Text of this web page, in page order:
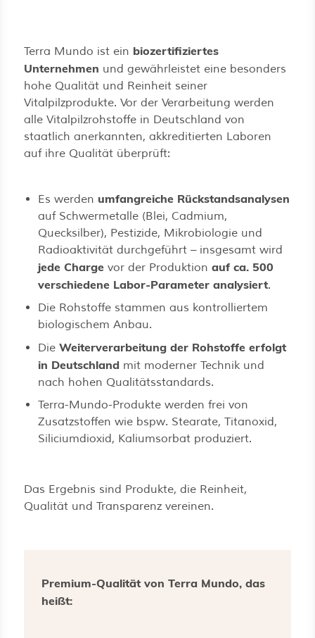
Terra Mundo ist ein biozertifiziertes
Unternehmen und gewährleistet eine besonders
hohe Qualität und Reinheit seiner
Vitalpilzprodukte. Vor der Verarbeitung werden
alle Vitalpilzrohstoffe in Deutschland von
staatlich anerkannten, akkreditierten Laboren
auf ihre Qualität überprüft:
Es werden umfangreiche Rückstandsanalysen
auf Schwermetalle (Blei, Cadmium,
Quecksilber), Pestizide, Mikrobiologie und
Radioaktivität durchgeführt – insgesamt wird
jede Charge vor der Produktion auf ca. 500
verschiedene Labor-Parameter analysiert.
Die Rohstoffe stammen aus kontrolliertem
biologischem Anbau.
Die Weiterverarbeitung der Rohstoffe erfolgt
in Deutschland mit moderner Technik und
nach hohen Qualitätsstandards.
Terra-Mundo-Produkte werden frei von
Zusatzstoffen wie bspw. Stearate, Titanoxid,
Siliciumdioxid, Kaliumsorbat produziert.
Das Ergebnis sind Produkte, die Reinheit,
Qualität und Transparenz vereinen.
Premium-Qualität von Terra Mundo, das
heißt: